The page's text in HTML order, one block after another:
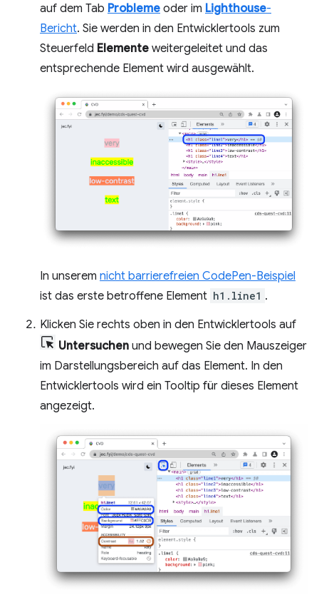
auf dem Tab Probleme oder im Lighthouse-
Bericht. Sie werden in den Entwicklertools zum
Steuerfeld Elemente weitergeleitet und das
entsprechende Element wird ausgewählt.
In unserem nicht barrierefreien CodePen-Beispiel
ist das erste betroffene Element h1.line1 .
Klicken Sie rechts oben in den Entwicklertools auf
Untersuchen und bewegen Sie den Mauszeiger
im Darstellungsbereich auf das Element. In den
Entwicklertools wird ein Tooltip für dieses Element
angezeigt.